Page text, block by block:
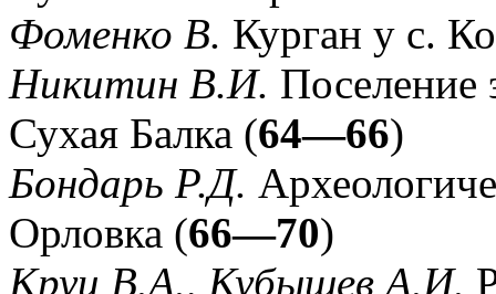
Фоменко В. Курган у с.
Никитин В.И. Поселение
Сухая Балка (64—66)
Бондарь Р.Д.
Орловка (66—70)
Круц В.А., Кубышев А.И.